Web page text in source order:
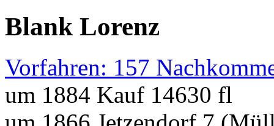
Blank Lorenz
Vorfahren: 157
um 1884 Kauf 14630 fl